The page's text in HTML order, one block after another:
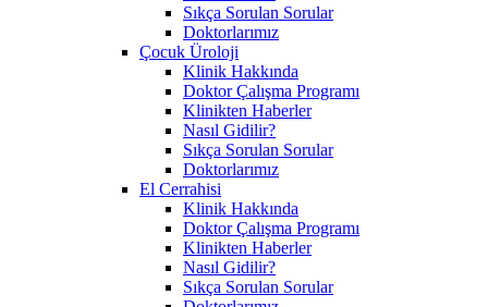
Sıkça Sorulan Sorular
Doktorlarımız
Çocuk Üroloji
Klinik Hakkında
Doktor Çalışma Programı
Klinikten Haberler
Nasıl Gidilir?
Sıkça Sorulan Sorular
Doktorlarımız
El Cerrahisi
Klinik Hakkında
Doktor Çalışma Programı
Klinikten Haberler
Nasıl Gidilir?
Sıkça Sorulan Sorular